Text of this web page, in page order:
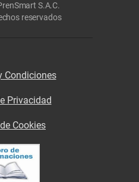
S.A.C.
reservados
Condiciones
Privacidad
Cookies